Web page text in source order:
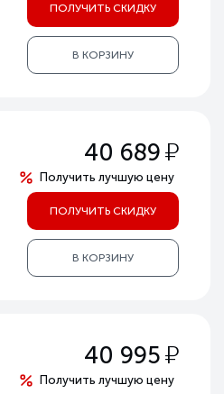
ПОЛУЧИТЬ СКИДКУ
В КОРЗИНУ
40 689у
Получить лучшую цену
ПОЛУЧИТЬ СКИДКУ
В КОРЗИНУ
40 995у
Получить лучшую цену